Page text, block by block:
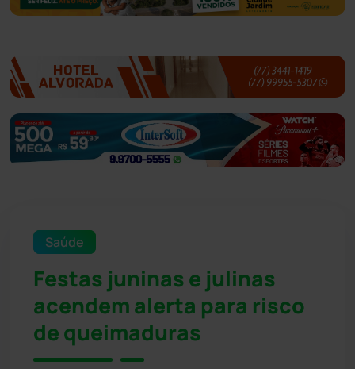
Saúde
Festas juninas e julinas
acendem alerta para risco
de queimaduras